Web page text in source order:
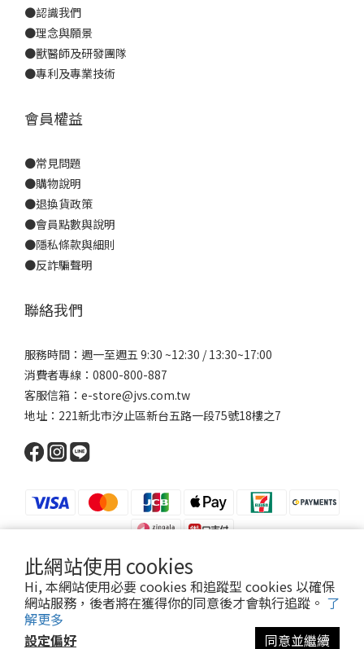
此網站使用 cookies
Hi, 本網站使用必要 cookies 和追蹤型 cookies 以確保
網站服務，後者將在獲得你的同意後才會執行追蹤。 了
解更多
設定偏好
同意並繼續
●認識我們
●理念與願景
●獸醫師及研發團隊
●專利及專業技術
會員權益
●常見問題
●購物說明
●退換貨政策
●會員點數與說明
●隱私條款與細則
●反詐騙聲明
聯絡我們
服務時間：週一至週五 9:30 ~12:30 / 13:30~17:00
消費者專線：0800-800-887
客服信箱：e-store@jvs.com.tw
地址：221新北市汐止區新台五路一段75號18樓之7
Copyright 2021 ©寶昕股份有限公司 | Johnson V Science Corp., Ltd.
本公司所有產品已投保富邦產物產品責任險1000萬元